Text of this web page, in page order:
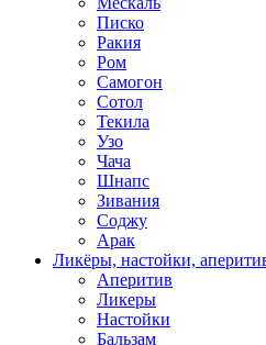
Писко
Ракия
Ром
Самогон
Сотол
Текила
Узо
Чача
Шнапс
Зивания
Соджу
Арак
Ликёры, настойки,
Аперитив
Ликеры
Настойки
Бальзам